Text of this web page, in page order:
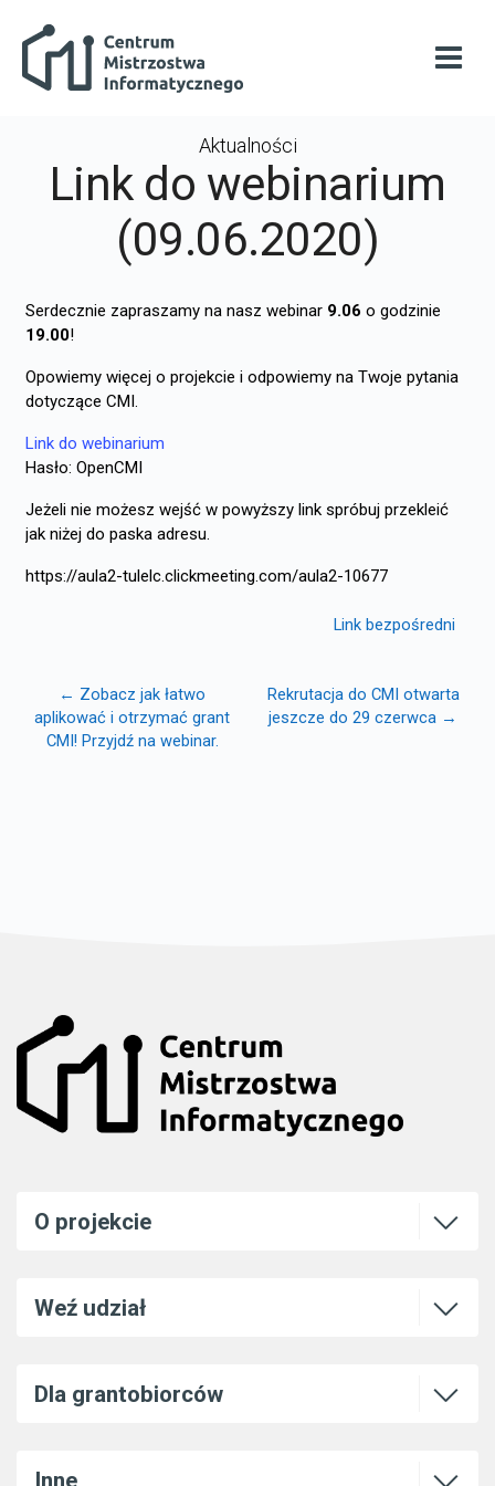
Aktualności
Link do webinarium
(09.06.2020)
Serdecznie zapraszamy na nasz webinar 9.06 o godzinie
19.00!
Opowiemy więcej o projekcie i odpowiemy na Twoje pytania
dotyczące CMI.
Link do webinarium
Hasło: OpenCMI
Jeżeli nie możesz wejść w powyższy link spróbuj przekleić
jak niżej do paska adresu.
https://aula2-tulelc.clickmeeting.com/aula2-10677
Link bezpośredni
← Zobacz jak łatwo
aplikować i otrzymać grant
CMI! Przyjdź na webinar.
Rekrutacja do CMI otwarta
jeszcze do 29 czerwca →
O projekcie Otwórz
Weź udział Otwórz
Dla grantobiorców Otwórz
Inne Otwórz